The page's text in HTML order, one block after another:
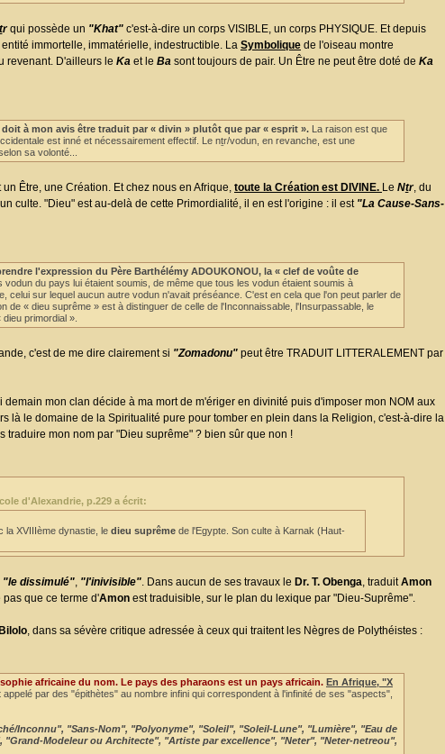
qui possède un "Khat" c'est-à-dire un corps VISIBLE, un corps PHYSIQUE. Et depuis
immortelle, immatérielle, indestructible. La Symbolique de l'oiseau montre
revenant. D'ailleurs le Ka et le Ba sont toujours de pair. Un Être ne peut être doté de Ka
à mon avis être traduit par « divin » plutôt que par « esprit ». La raison est que
est inné et nécessairement effectif. Le nṯr/vodun, en revanche, est une
sa volonté...
Être, une Création. Et chez nous en Afrique, toute la Création est DIVINE. Le Nṯr, du
culte. "Dieu" est au-delà de cette Primordialité, il en est l'origine : il est "La Cause-Sans-
l'expression du Père Barthélémy ADOUKONOU, la « clef de voûte de
vodun du pays lui étaient soumis, de même que tous les vodun étaient soumis à
celui sur lequel aucun autre vodun n'avait préséance. C'est en cela que l'on peut parler de
de « dieu suprême » est à distinguer de celle de l'Inconnaissable, l'Insurpassable, le
primordial ».
c'est de me dire clairement si "Zomadonu" peut être TRADUIT LITTERALEMENT par
mon clan décide à ma mort de m'ériger en divinité puis d'imposer mon NOM aux
là le domaine de la Spiritualité pure pour tomber en plein dans la Religion, c'est-à-dire la
mon nom par "Dieu suprême" ? bien sûr que non !
d'Alexandrie, p.229 a écrit:
la XVIIIème dynastie, le dieu suprême de l'Egypte. Son culte à Karnak (Haut-
"le dissimulé", "l'inivisible". Dans aucun de ses travaux le Dr. T. Obenga, traduitAmon
pas que ce terme d'Amon est traduisible, sur le plan du lexique par "Dieu-Suprême".
, dans sa sévère critique adressée à ceux qui traitent les Nègres de Polythéistes :
africaine du nom. Le pays des pharaons est un pays africain. En Afrique, "X
appelé par des "épithètes" au nombre infini qui correspondent à l'infinité de ses "aspects",
Inconnu", "Sans-Nom", "Polyonyme", "Soleil", "Soleil-Lune", "Lumière", "Eau de
Modeleur ou Architecte", "Artiste par excellence", "Neter", "Neter-netreou",